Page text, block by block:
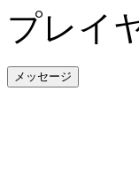
プレイ
メッセージ